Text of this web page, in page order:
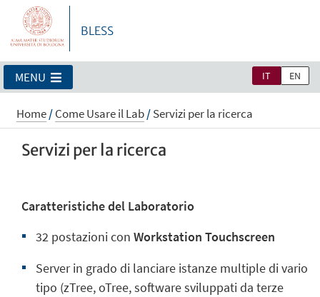
BLESS
IT EN
MENU
Home/Come Usare il Lab/Servizi per la ricerca
Servizi per la ricerca
Caratteristiche del Laboratorio
32 postazioni con Workstation Touchscreen
Server in grado di lanciare istanze multiple di vario
tipo (zTree, oTree, software sviluppati da terze